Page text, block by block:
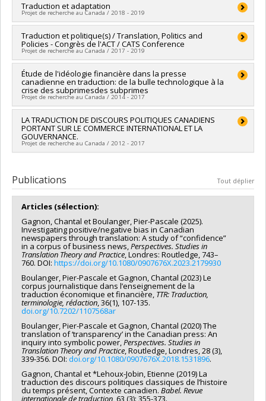
sciences humaines du Canada
Programmes de subvention :PV152160-Subvention
Connexion
Chercheur principal :Chantal Gagnon
Sources de financement :CRSH/Conseil de recherches en
sciences humaines du Canada
Programmes de subvention :PV153480-Subventions de
développement Savoir
Traduction et adaptation
Projet de recherche au Canada / 2018 - 2019
Chercheur principal :Georges Bastin
Co-chercheurs :Chantal Gagnon,Philippe Caignon
Florentin
Sources de financement :
sciences humaines du Canada
Programmes de subvention :PV152160-Subvention
Connexion
Traduction et politique(s) / Translation, Politics and
Policies - Congrès de l'ACT / CATS Conference
Projet de recherche au Canada / 2017 - 2019
Chercheur principal :Chantal Gagnon
Co-chercheurs : Philippe Caignon,Julie McDonough-Dolmaya
Sources de financement :CRSH/Conseil de recherches en
sciences humaines du Canada
Programmes de subvention :PV152160-Subvention
Connexion
Étude de l'idéologie financière dans la presse
canadienne en traduction: de la bulle technologique à la
crise des subprimesdes subprimes
Projet de recherche au Canada / 2014 - 2017
Chercheur principal : Pier-Pascale Boulanger
Co-chercheurs :Chantal Gagnon
Sources de financement :CRSH/Conseil de recherches en
sciences humaines du Canada
LA TRADUCTION DE DISCOURS POLITIQUES CANADIENS
PORTANT SUR LE COMMERCE INTERNATIONAL ET LA
GOUVERNANCE.
Projet de recherche au Canada / 2012 - 2017
Sources de financement :
FRQSC/Fonds de recherche du
Québec - Société et culture (FQRSC)
Programmes de subvention :PV113813-(NP) Soutien à la
recherche pour la relève professorale
Publications Tout déplier
Articles (sélection):
Gagnon, Chantal et Boulanger, Pier-Pascale (2025).
Investigating positive/negative bias in Canadian
newspapers through translation: A study of “confidence”
in a corpus of business news,Perspectives. Studies in
Translation Theory and Practice, Londres: Routledge, 743–
760. DOI: https://doi.org/10.1080/0907676X.2023.2179930
Boulanger, Pier-Pascale et Gagnon, Chantal (2023) Le
corpus journalistique dans l’enseignement de la
traduction économique et financière, TTR: Traduction,
terminologie, rédaction, 36(1), 107-135.
doi.org/10.7202/1107568ar
Boulanger, Pier-Pascale et Gagnon, Chantal (2020) The
translation of ‘transparency’ in the Canadian press: An
inquiry into symbolic power,Perspectives. Studies in
Translation Theory and Practice, Routledge, Londres, 28 (3),
339-356. DOI: doi.org/10.1080/0907676X.2018.1531896.
Gagnon, Chantal et *Lehoux-Jobin, Etienne (2019) La
traduction des discours politiques classiques de l’histoire
du temps présent, Contexte canadien. Babel. Revue
internationale de traduction, 63 (3): 355-373.